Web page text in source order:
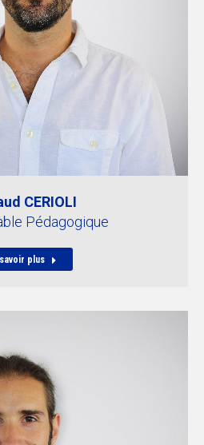
CERIOLI
Pédagogique
plus